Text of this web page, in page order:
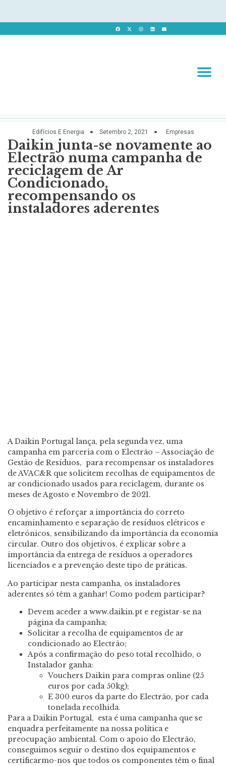
Edifícios E Energia Setembro 2, 2021 Empresas
Daikin junta-se novamente ao
Electrão numa campanha de
reciclagem de Ar
Condicionado,
recompensando os
instaladores aderentes
A Daikin Portugal lança, pela segunda vez, uma
campanha em parceria com o Electrão – Associação de
Gestão de Resíduos, para recompensar os instaladores
de AVAC&R que solicitem recolhas de equipamentos de
ar condicionado usados para reciclagem, durante os
meses de Agosto e Novembro de 2021.
O objetivo é reforçar a importância do correto
encaminhamento e separação de resíduos elétricos e
eletrónicos, sensibilizando da importância da economia
circular. Outro dos objetivos, é explicar sobre a
importância da entrega de resíduos a operadores
licenciados e a prevenção deste tipo de práticas.
Ao participar nesta campanha, os instaladores
aderentes só têm a ganhar! Como podem participar?
Devem aceder a www.daikin.pt e registar-se na
página da campanha;
Solicitar a recolha de equipamentos de ar
condicionado ao Electrão;
Após a confirmação do peso total recolhido, o
Instalador ganha:
Vouchers Daikin para compras online (25
euros por cada 50kg);
E 300 euros da parte do Electrão, por cada
tonelada recolhida.
Para a Daikin Portugal, esta é uma campanha que se
enquadra perfeitamente na nossa política e
preocupação ambiental. Com o apoio do Electrão,
conseguimos seguir o destino dos equipamentos e
certificarmo-nos que todos os componentes têm o final